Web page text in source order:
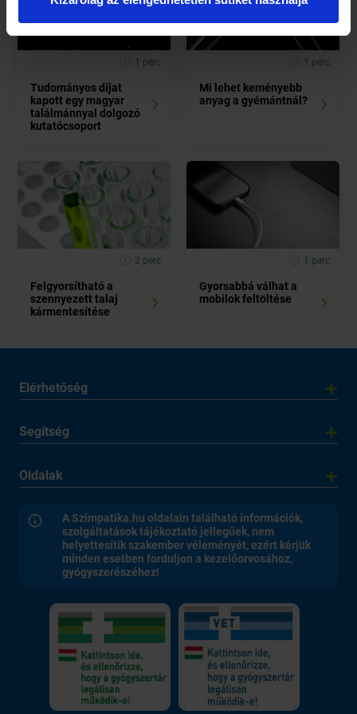
1 perc
Tudományos díjat
kapott egy magyar
találmánnyal dolgozó
kutatócsoport
1 perc
Mi lehet keményebb
anyag a gyémántnál?
2 perc
Felgyorsítható a
szennyezett talaj
kármentesítése
1 perc
Gyorsabbá válhat a
mobilok feltöltése
Elérhetőség
Segítség
Oldalak
A Szimpatika.hu oldalain található információk,
szolgáltatások tájékoztató jellegűek, nem
helyettesítik szakember véleményét, ezért kérjük
minden esetben forduljon a kezelőorvosához,
gyógyszerészéhez!